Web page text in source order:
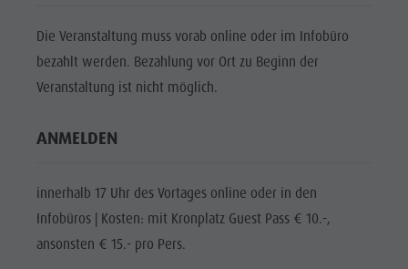
Die Veranstaltung muss vorab online oder im Infobüro
bezahlt werden. Bezahlung vor Ort zu Beginn der
Veranstaltung ist nicht möglich.
ANMELDEN
innerhalb 17 Uhr des Vortages online oder in den
Infobüros | Kosten: mit Kronplatz Guest Pass € 10.-,
ansonsten € 15.- pro Pers.